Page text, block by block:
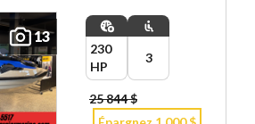
13
230
HP
3
25 844 $